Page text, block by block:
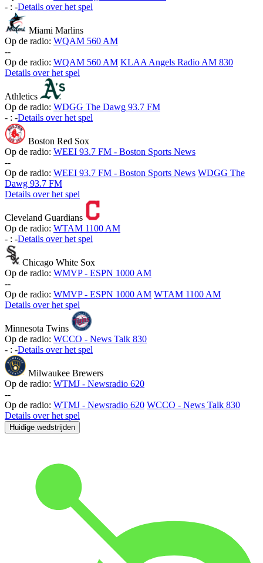
- : -Details over het spel
Miami Marlins
Op de radio: WQAM 560 AM
--
Op de radio: WQAM 560 AM KLAA Angels Radio AM 830
Details over het spel
Athletics
Op de radio: WDGG The Dawg 93.7 FM
- : -Details over het spel
Boston Red Sox
Op de radio: WEEI 93.7 FM - Boston Sports News
--
Op de radio: WEEI 93.7 FM - Boston Sports News WDGG The
Dawg 93.7 FM
Details over het spel
Cleveland Guardians
Op de radio: WTAM 1100 AM
- : -Details over het spel
Chicago White Sox
Op de radio: WMVP - ESPN 1000 AM
--
Op de radio: WMVP - ESPN 1000 AM WTAM 1100 AM
Details over het spel
Minnesota Twins
Op de radio: WCCO - News Talk 830
- : -Details over het spel
Milwaukee Brewers
Op de radio: WTMJ - Newsradio 620
--
Op de radio: WTMJ - Newsradio 620 WCCO - News Talk 830
Details over het spel
Huidige wedstrijden